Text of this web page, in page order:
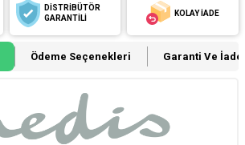
DİSTRİBÜTÖR
GARANTİLİ
KOLAY İADE
Ödeme Seçenekleri Garanti Ve İade